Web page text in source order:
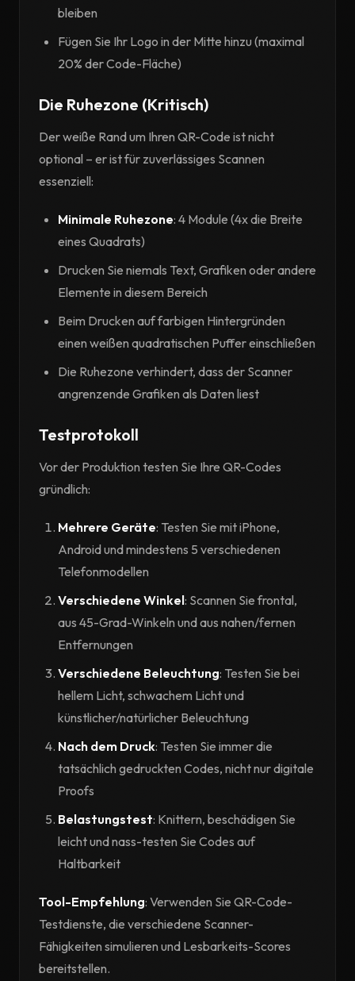
bleiben
Fügen Sie Ihr Logo in der Mitte hinzu (maximal
20% der Code-Fläche)
Die Ruhezone (Kritisch)
Der weiße Rand um Ihren QR-Code ist nicht
optional – er ist für zuverlässiges Scannen
essenziell:
Minimale Ruhezone: 4 Module (4x die Breite
eines Quadrats)
Drucken Sie niemals Text, Grafiken oder andere
Elemente in diesem Bereich
Beim Drucken auf farbigen Hintergründen
einen weißen quadratischen Puffer einschließen
Die Ruhezone verhindert, dass der Scanner
angrenzende Grafiken als Daten liest
Testprotokoll
Vor der Produktion testen Sie Ihre QR-Codes
gründlich:
Mehrere Geräte: Testen Sie mit iPhone,
Android und mindestens 5 verschiedenen
Telefonmodellen
Verschiedene Winkel: Scannen Sie frontal,
aus 45-Grad-Winkeln und aus nahen/fernen
Entfernungen
Verschiedene Beleuchtung: Testen Sie bei
hellem Licht, schwachem Licht und
künstlicher/natürlicher Beleuchtung
Nach dem Druck: Testen Sie immer die
tatsächlich gedruckten Codes, nicht nur digitale
Proofs
Belastungstest: Knittern, beschädigen Sie
leicht und nass-testen Sie Codes auf
Haltbarkeit
Tool-Empfehlung: Verwenden Sie QR-Code-
Testdienste, die verschiedene Scanner-
Fähigkeiten simulieren und Lesbarkeits-Scores
bereitstellen.